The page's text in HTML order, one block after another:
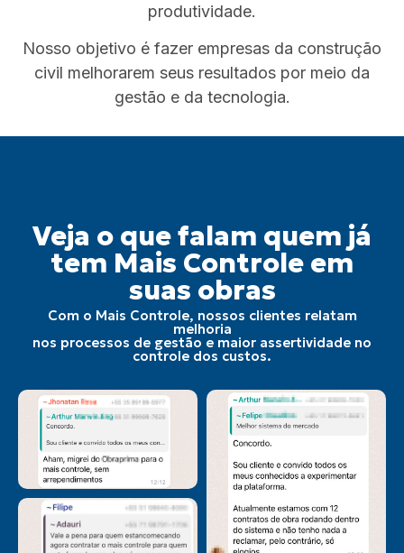
produtividade.
Nosso objetivo é fazer empresas da construção
civil melhorarem seus resultados por meio da
gestão e da tecnologia.
Veja o que falam quem já
tem Mais Controle em
suas obras
Com o Mais Controle, nossos clientes relatam
melhoria
nos processos de gestão e maior assertividade no
controle dos custos.